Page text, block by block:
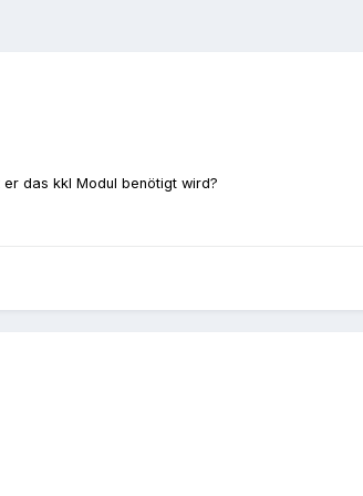
das kkl Modul benötigt wird?